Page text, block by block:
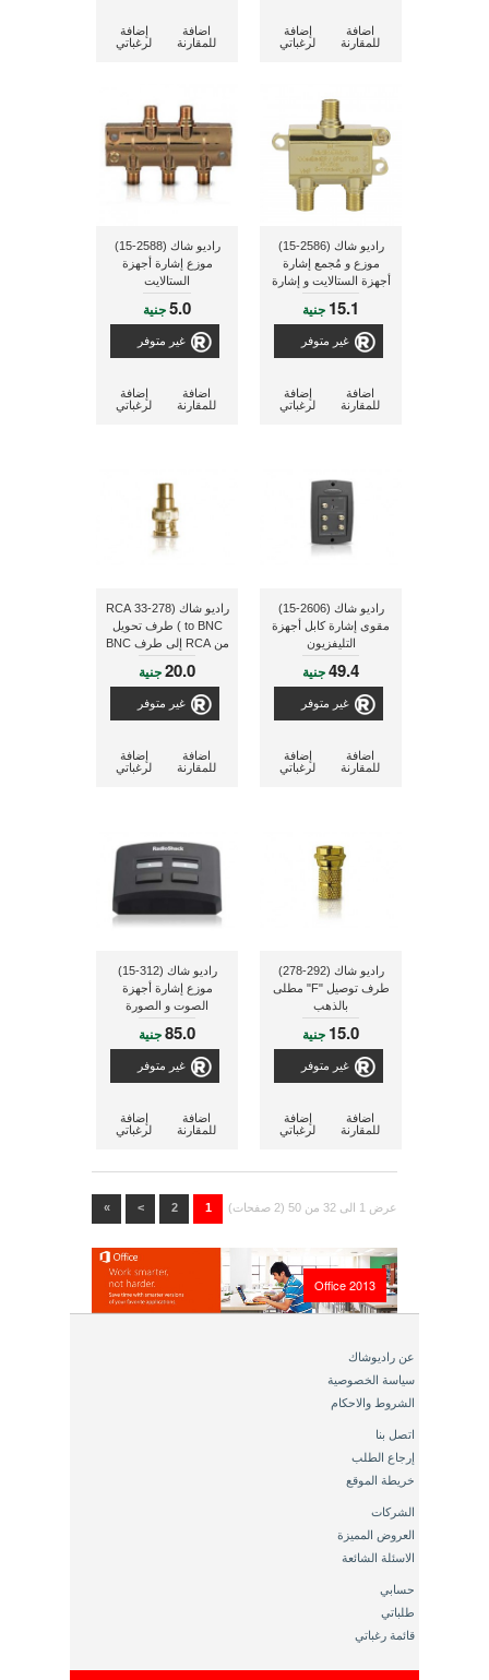
إضافة
لرغباتي
اضافة
للمقارنة
إضافة
لرغباتي
اضافة
للمقارنة
راديو شاك (2586-15)
موزع و مُجمع إشارة
أجهزة الستالايت و إشارة
VHF/UHF مطلى بالذهب
15.1 جنية
غير متوفر
إضافة
لرغباتي
اضافة
للمقارنة
راديو شاك (2588-15)
موزع إشارة أجهزة
الستالايت
5.0جنية
غير متوفر
إضافة
لرغباتي
اضافة
للمقارنة
راديو شاك (2606-15)
مقوى إشارة كابل أجهزة
التليفزيون
49.4جنية
غير متوفر
إضافة
لرغباتي
اضافة
للمقارنة
راديو شاك (278-33 RCA
to BNC ) طرف تحويل
من RCA إلى طرف BNC
مطلى بالذهب
20.0جنية
غير متوفر
إضافة
لرغباتي
اضافة
للمقارنة
راديو شاك (292-278)
طرف توصيل "F" مطلى
بالذهب
15.0 جنية
غير متوفر
إضافة
لرغباتي
اضافة
للمقارنة
راديو شاك (312-15)
موزع إشارة أجهزة
الصوت و الصورة
85.0جنية
غير متوفر
إضافة
لرغباتي
اضافة
للمقارنة
1
2
>
» عرض 1 الى 32 من 50 (2 صفحات)
Office 2013
عن راديوشاك
سياسة الخصوصية
الشروط والاحكام
اتصل بنا
إرجاع الطلب
خريطة الموقع
الشركات
العروض المميزة
الاسئلة الشائعة
حسابي
طلباتي
قائمة رغباتي